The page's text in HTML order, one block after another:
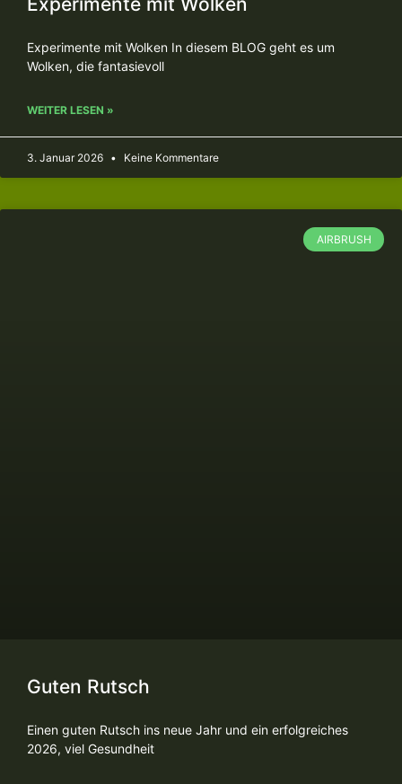
Experimente mit Wolken In diesem BLOG geht es um
Wolken, die fantasievoll
WEITER LESEN »
3. Januar 2026 Keine Kommentare
AIRBRUSH
Guten Rutsch
Einen guten Rutsch ins neue Jahr und ein erfolgreiches
2026, viel Gesundheit